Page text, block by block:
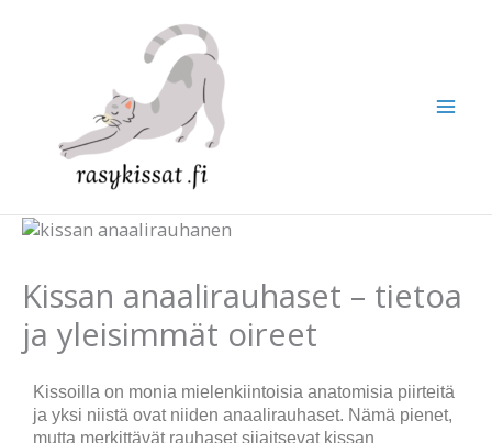
Kissan anaalirauhaset – tietoa
ja yleisimmät oireet
Kissoilla on monia mielenkiintoisia anatomisia piirteitä
ja yksi niistä ovat niiden anaalirauhaset. Nämä pienet,
mutta merkittävät rauhaset sijaitsevat kissan